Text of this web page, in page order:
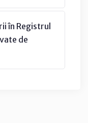
în Registrul
de